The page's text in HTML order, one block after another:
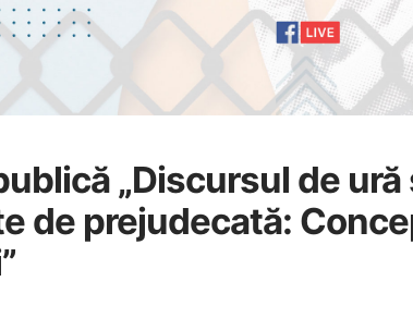
„Discursul de
de prejudecată: